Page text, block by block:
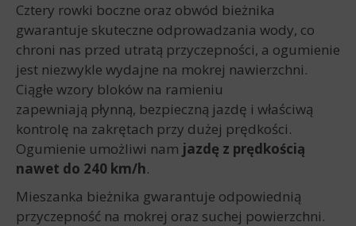
Cztery rowki boczne oraz obwód bieżnika
gwarantuje skuteczne odprowadzania wody, co
chroni nas przed utratą przyczepności, a ogumienie
jest niezwykle wydajne na mokrej nawierzchni.
Ciągłe wzory bloków na ramieniu
zapewniają płynną, bezpieczną jazdę i właściwą
kontrolę na zakrętach przy dużej prędkości.
Ogumienie umożliwi nam jazdę z prędkością
nawet do 240 km/h.
Mieszanka bieżnika gwarantuje odpowiednią
przyczepność na mokrej oraz suchej powierzchni.